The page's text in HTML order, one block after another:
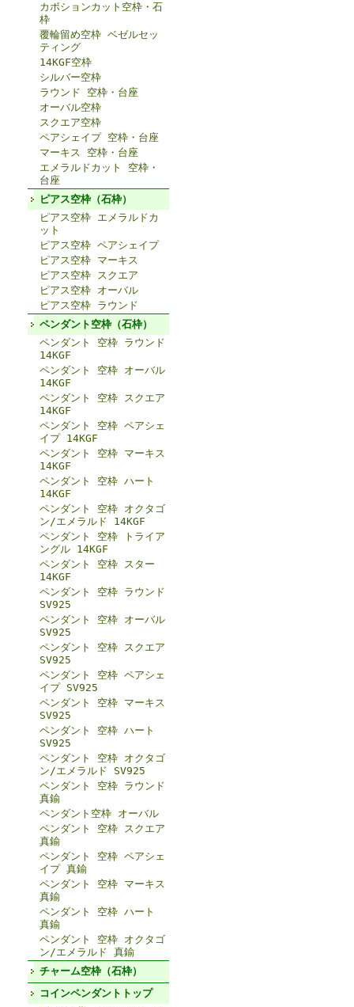
カボションカット空枠・石
枠
覆輪留め空枠 ベゼルセッ
ティング
14KGF空枠
シルバー空枠
ラウンド 空枠・台座
オーバル空枠
スクエア空枠
ペアシェイプ 空枠・台座
マーキス 空枠・台座
エメラルドカット 空枠・
台座
ピアス空枠（石枠）
ピアス空枠 エメラルドカ
ット
ピアス空枠 ペアシェイプ
ピアス空枠 マーキス
ピアス空枠 スクエア
ピアス空枠 オーバル
ピアス空枠 ラウンド
ペンダント空枠（石枠）
ペンダント 空枠 ラウンド
14KGF
ペンダント 空枠 オーバル
14KGF
ペンダント 空枠 スクエア
14KGF
ペンダント 空枠 ペアシェ
イプ 14KGF
ペンダント 空枠 マーキス
14KGF
ペンダント 空枠 ハート
14KGF
ペンダント 空枠 オクタゴ
ン/エメラルド 14KGF
ペンダント 空枠 トライア
ングル 14KGF
ペンダント 空枠 スター
14KGF
ペンダント 空枠 ラウンド
SV925
ペンダント 空枠 オーバル
SV925
ペンダント 空枠 スクエア
SV925
ペンダント 空枠 ペアシェ
イプ SV925
ペンダント 空枠 マーキス
SV925
ペンダント 空枠 ハート
SV925
ペンダント 空枠 オクタゴ
ン/エメラルド SV925
ペンダント 空枠 ラウンド
真鍮
ペンダント空枠 オーバル
ペンダント 空枠 スクエア
真鍮
ペンダント 空枠 ペアシェ
イプ 真鍮
ペンダント 空枠 マーキス
真鍮
ペンダント 空枠 ハート
真鍮
ペンダント 空枠 オクタゴ
ン/エメラルド 真鍮
チャーム空枠（石枠）
コインペンダントトップ